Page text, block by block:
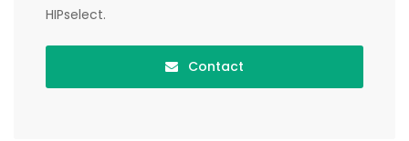
HIPselect.
Contact